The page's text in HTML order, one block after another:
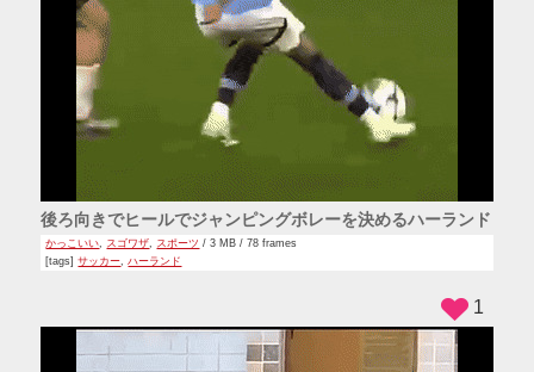
後ろ向きでヒールでジャンピングボレーを決めるハーランド
かっこいい, スゴワザ, スポーツ / 3 MB / 78 frames
[tags]サッカー ,ハーランド
1